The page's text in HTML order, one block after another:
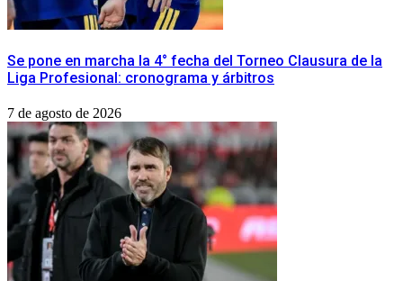
Se pone en marcha la 4° fecha del Torneo Clausura de la
Liga Profesional: cronograma y árbitros
7 de agosto de 2026